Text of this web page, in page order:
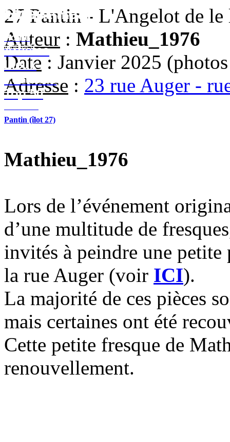
street-heart.com
Contact
Street-Heart
Home
Artistes
Lieux
Festivals
Top 50
27 Pantin - L'Angelot de
Auteur : Mathieu_1976
Date: Janvier 2025
Adresse : 23 rue Auger -
Pantin (îlot 27)
Mathieu_1976
Lors de l’événement
d’une multitude de
invités à peindre une petite
la rue Auger (voir ICI).
La majorité de ces pièces
mais certaines ont été
Cette petite fresque de
renouvellement.